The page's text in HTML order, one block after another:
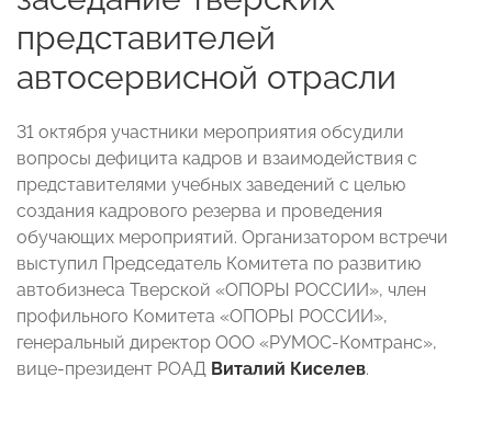
представителей
автосервисной отрасли
31 октября участники мероприятия обсудили
вопросы дефицита кадров и взаимодействия с
представителями учебных заведений с целью
создания кадрового резерва и проведения
обучающих мероприятий. Организатором встречи
выступил Председатель Комитета по развитию
автобизнеса Тверской «ОПОРЫ РОССИИ», член
профильного Комитета «ОПОРЫ РОССИИ»,
генеральный директор ООО «РУМОС-Комтранс»,
вице-президент РОАД Виталий Киселев.